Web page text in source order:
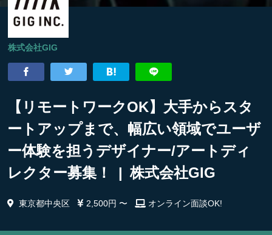
株式会社GIG
【リモートワークOK】大手からスタ
ートアップまで、幅広い領域でユーザ
ー体験を担うデザイナー/アートディ
レクター募集！ | 株式会社GIG
東京都中央区 2,500円 〜 オンライン面談OK!